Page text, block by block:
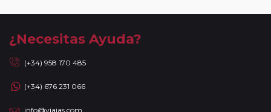
nombre que no coincida con el que aparece en el
pasaporte pueda ser motivo para denegar el embarque a
un viajero.
aéreas aceptan facturar un bulto de un máximo 20 kg por
¿Necesitas Ayuda?
(+34) 958 170 485
(+34) 676 231 066
info@viajas.com